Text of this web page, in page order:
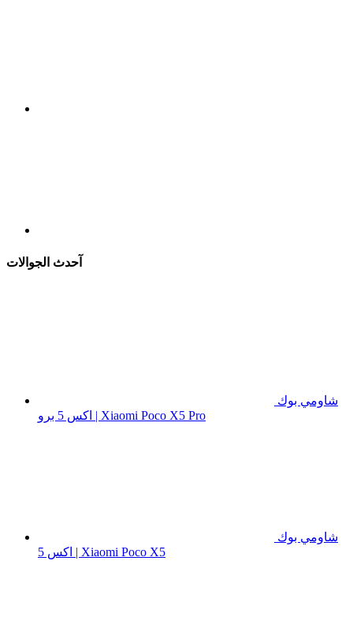
آحدث الجوالات
شاومي بوك
اكس 5 برو | Xiaomi Poco X5 Pro
شاومي بوك
اكس 5 | Xiaomi Poco X5